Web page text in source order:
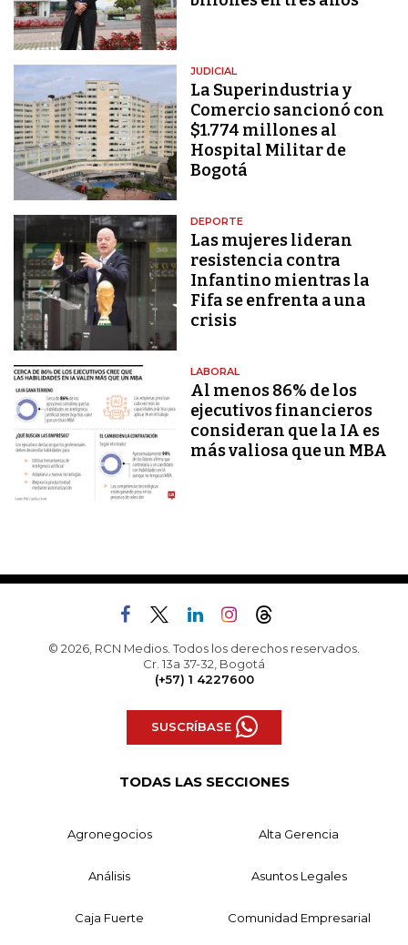
JUDICIAL
La Superindustria y
Comercio sancionó con
$1.774 millones al
Hospital Militar de
Bogotá
DEPORTE
Las mujeres lideran
resistencia contra
Infantino mientras la
Fifa se enfrenta a una
crisis
LABORAL
Al menos 86% de los
ejecutivos financieros
consideran que la IA es
más valiosa que un MBA
© 2026, RCN Medios. Todos los derechos reservados.
Cr. 13a 37-32, Bogotá
(+57) 1 4227600
SUSCRÍBASE
TODAS LAS SECCIONES
Agronegocios Alta Gerencia
Análisis Asuntos Legales
Caja Fuerte Comunidad Empresarial